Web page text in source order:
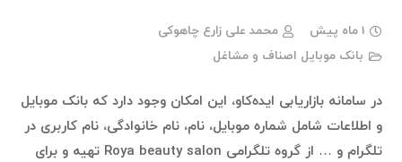
1 ماه پیش
محمد علی زارع چاهوکی
بانک موبایل اصناف و مشاغل
در سامانه بازاریابی ایده‌کاو، این امکان وجود دارد که بانک موبایل
و اطلاعات شامل شماره موبایل، نام، نام خانوادگی، نام کاربری در
تلگرام و … از گروه تلگرامی Roya beauty salon تهیه و برای